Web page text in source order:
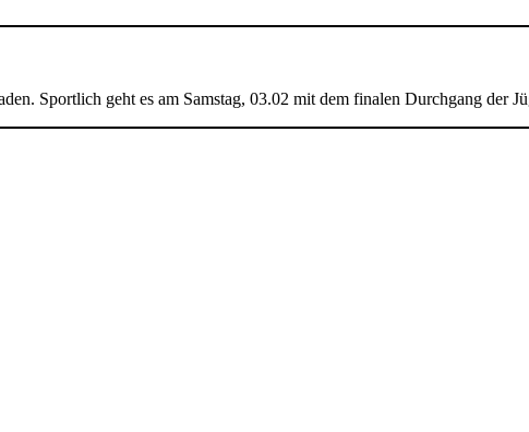
Sportlich geht es am Samstag, 03.02 mit dem finalen Durchgang der